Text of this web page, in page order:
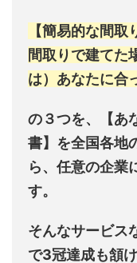
【簡易的な間取
間取りで建てた
は）あなたに合
の３つを、【あ
書】を全国各地
ら、任意の企業
す。
そんなサービス
で3冠達成も頷